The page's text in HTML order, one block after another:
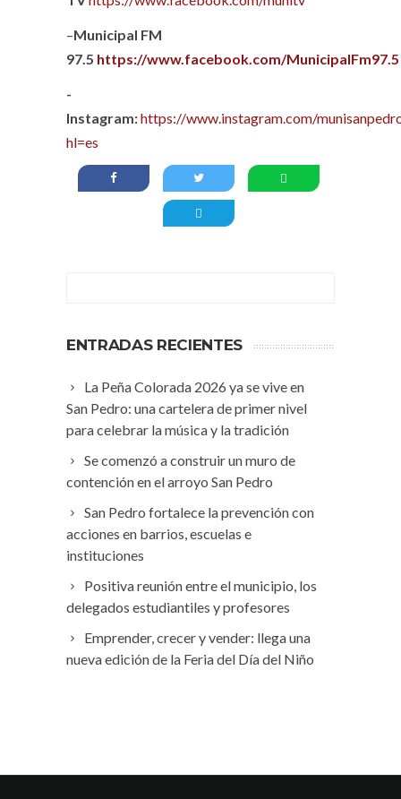
–Municipal FM
97.5 https://www.facebook.com/MunicipalFm97.5
-
Instagram:https://www.instagram.com/
hl=es
ENTRADAS RECIENTES
La Peña Colorada 2026 ya se vive en
San Pedro: una cartelera de primer nivel
para celebrar la música y la tradición
Se comenzó a construir un muro de
contención en el arroyo San Pedro
San Pedro fortalece la prevención con
acciones en barrios, escuelas e
instituciones
Positiva reunión entre el municipio, los
delegados estudiantiles y profesores
Emprender, crecer y vender: llega una
nueva edición de la Feria del Día del Niño